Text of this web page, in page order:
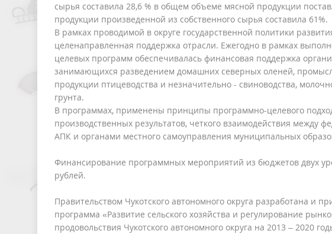
сырья составила 28,6 % в общем объеме мясной продукции
продукции произведенной из собственного сырья составила 61%.
В рамках проводимой в округе государственной политики
целенаправленная поддержка отрасли. Ежегодно в рамках
целевых программ обеспечивалась финансовая поддержка
занимающихся разведением домашних северных оленей,
продукции птицеводства и незначительно - свиноводства,
грунта.
В программах, применены принципы программно-целевого
производственных результатов, четкого взаимодействия
АПК и органами местного самоуправления муниципальных
Финансирование программных мероприятий из бюджетов двух
рублей.
Правительством Чукотского автономного округа разработана и
программа «Развитие сельского хозяйства и регулирование
продовольствия Чукотского автономного округа на 2013 – 2020